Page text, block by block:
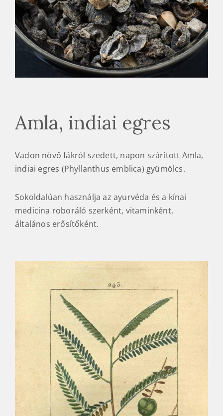
Amla, indiai egres
Vadon növő fákról szedett, napon szárított Amla,
indiai egres (Phyllanthus emblica) gyümölcs.
Sokoldalúan használja az ayurvéda és a kínai
medicina roboráló szerként, vitaminként,
általános erősítőként.